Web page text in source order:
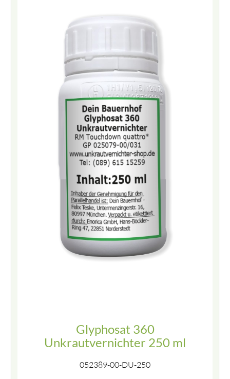
Glyphosat 360
Unkrautvernichter 250 ml
052389-00-DU-250